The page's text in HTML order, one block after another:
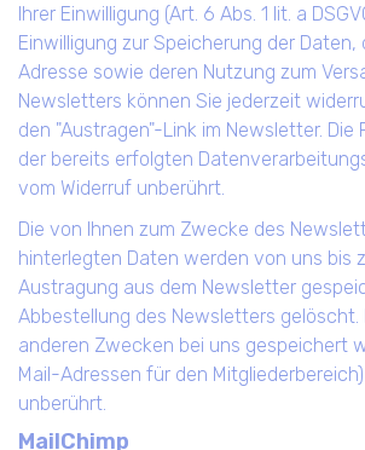
Ihrer Einwilligung (Art. 6 Abs. 1 lit. a
Einwilligung zur Speicherung der Daten,
Adresse sowie deren Nutzung zum
Newsletters können Sie jederzeit
den "Austragen"-Link im Newsletter. Die
der bereits erfolgten
vom Widerruf unberührt.
Die von Ihnen zum Zwecke des
hinterlegten Daten werden von uns bis
Austragung aus dem Newsletter
Abbestellung des Newsletters gelöscht.
anderen Zwecken bei uns gespeichert
Mail-Adressen für den
unberührt.
MailChimp